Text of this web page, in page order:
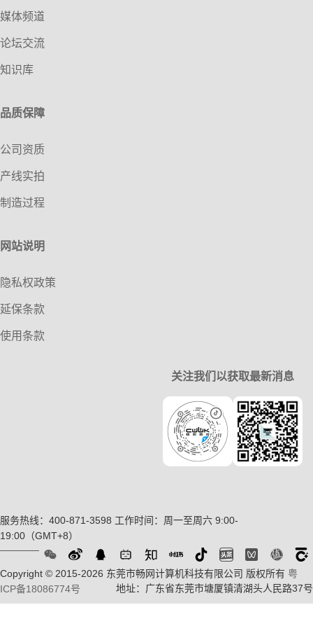
媒体频道
论坛交流
知识库
品质保障
公司资质
产线实拍
制造过程
网站说明
隐私权政策
延保条款
使用条款
关注我们以获取最新消息
服务热线：400-871-3598 工作时间：周一至周六 9:00-
19:00（GMT+8）
Copyright © 2015-2026 东莞市畅网计算机科技有限公司 版权所有 粤
ICP备18086774号
地址：广东省东莞市塘厦镇清湖头人民路37号